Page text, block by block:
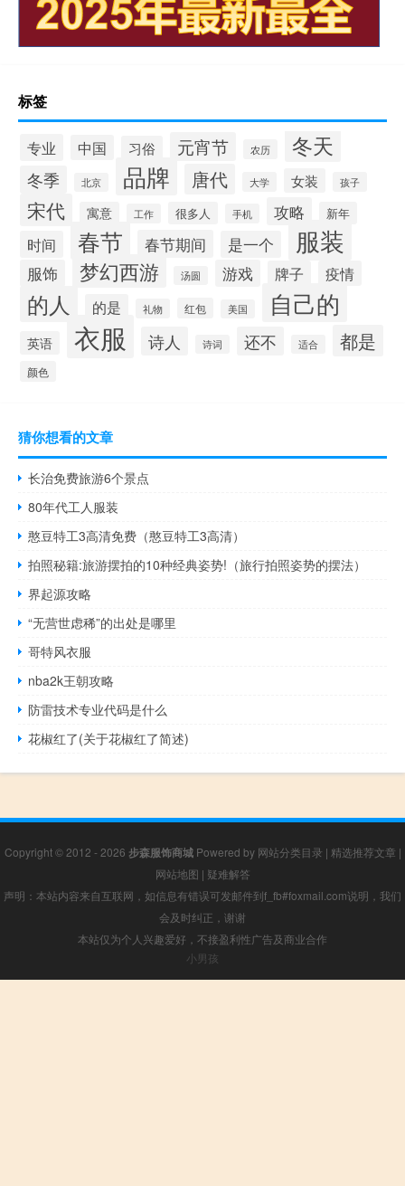
标签
专业 中国 习俗 元宵节 农历 冬天
冬季 北京 品牌 唐代 大学 女装 孩子
宋代 寓意 工作 很多人 手机 攻略 新年
时间 春节 春节期间 是一个 服装
服饰 梦幻西游 汤圆 游戏 牌子 疫情
的人 的是 礼物 红包 美国 自己的
英语 衣服 诗人 诗词 还不 适合 都是
颜色
猜你想看的文章
长治免费旅游6个景点
80年代工人服装
憨豆特工3高清免费（憨豆特工3高清）
拍照秘籍:旅游摆拍的10种经典姿势!（旅行拍照姿势的摆法）
界起源攻略
“无营世虑稀”的出处是哪里
哥特风衣服
nba2k王朝攻略
防雷技术专业代码是什么
花椒红了(关于花椒红了简述)
Copyright © 2012 - 2026 步森服饰商城Powered by 网站分类目录 | 精选推荐文章 |
网站地图 | 疑难解答
声明：本站内容来自互联网，如信息有错误可发邮件到f_fb#foxmail.com说明，我们
会及时纠正，谢谢
本站仅为个人兴趣爱好，不接盈利性广告及商业合作
小男孩